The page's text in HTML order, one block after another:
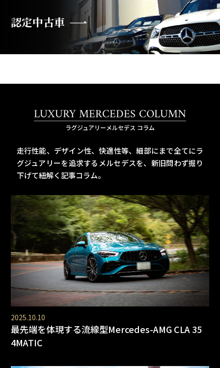
認定中古車
LUXURY MERCEDES COLUMN
ラグジュアリーメルセデス コラム
走行性能、デザイン性、快適性等、細部にまで全てにラ
グジュアリーを追求するメルセデスを、 新旧問わず掘り
下げて紐解く記事コラム。
2025.10.10
最先端を体現する流線型Mercedes-AMG CLA 35
4MATIC